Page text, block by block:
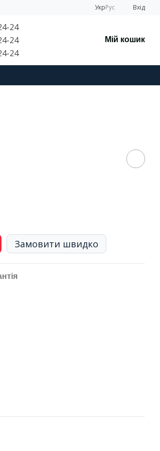
УкрРус Вхід
24
24
24
Мій кошик
Замовити швидко